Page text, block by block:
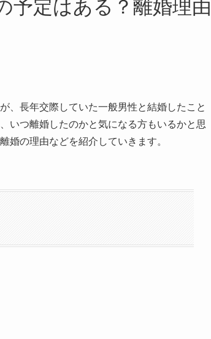
予定はある？離婚理由
、長年交際していた一般男性と結婚したこと
いつ離婚したのかと気になる方もいるかと思
婚の理由などを紹介していきます。